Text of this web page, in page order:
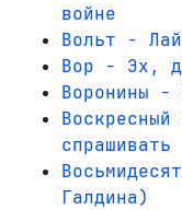
войне
Вольт -
Вор - Эх,
Воронины -
спрашивать
Галдина)